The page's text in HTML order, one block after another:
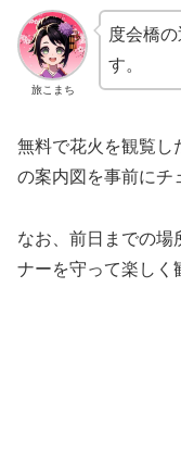
旅こまち
度会橋
す。
無料で花火を観覧し
の案内図を事前にチ
なお、前日までの場
ナーを守って楽しく